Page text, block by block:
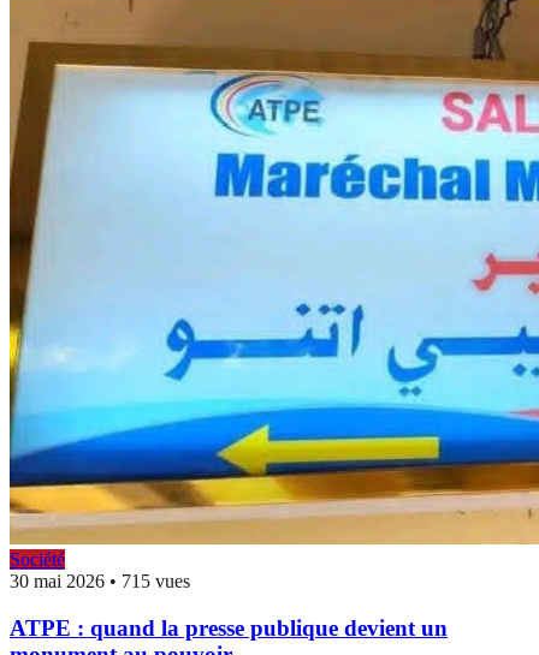
Société
30 mai 2026 • 715 vues
ATPE : quand la presse publique devient un